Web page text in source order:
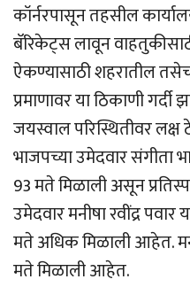
कॉर्नरपासून तहसील
बॅरिकेट्स लावून
ऐकण्यासाठी शहरातील तसेच
प्रमाणावर या ठिकाणी गर्दी
जयस्वाल परिस्थितीवर लक्ष
भाजपच्या उमेदवार संगीता
93 मते मिळाली असून
उमेदवार मनीषा रवींद्र पवार
मते अधिक मिळाली आहेत.
मते मिळाली आहेत.